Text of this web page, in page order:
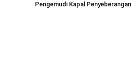
Pengemudi Kapal Penyeberangan